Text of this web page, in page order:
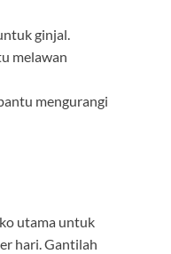
ginjal.
melawan
mengurangi
utama untuk
hari. Gantilah